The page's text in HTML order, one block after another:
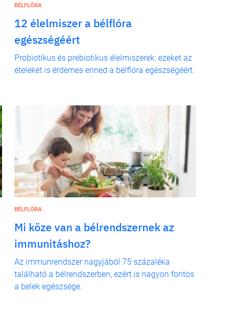
BÉLFLÓRA
12 élelmiszer a bélflóra
egészségéért
Probiotikus és prebiotikus élelmiszerek: ezeket az
ételeket is érdemes enned a bélflóra egészségéért.
BÉLFLÓRA
Mi köze van a bélrendszernek az
immunitáshoz?
Az immunrendszer nagyjából 75 százaléka
található a bélrendszerben, ezért is nagyon fontos
a belek egészsége.